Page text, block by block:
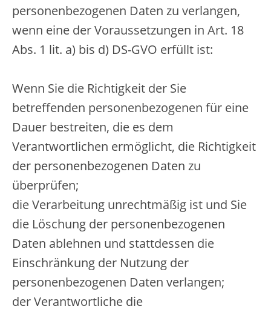
personenbezogenen Daten zu verlangen,
wenn eine der Voraussetzungen in Art. 18
Abs. 1 lit. a) bis d) DS-GVO erfüllt ist:
Wenn Sie die Richtigkeit der Sie
betreffenden personenbezogenen für eine
Dauer bestreiten, die es dem
Verantwortlichen ermöglicht, die Richtigkeit
der personenbezogenen Daten zu
überprüfen;
die Verarbeitung unrechtmäßig ist und Sie
die Löschung der personenbezogenen
Daten ablehnen und stattdessen die
Einschränkung der Nutzung der
personenbezogenen Daten verlangen;
der Verantwortliche die